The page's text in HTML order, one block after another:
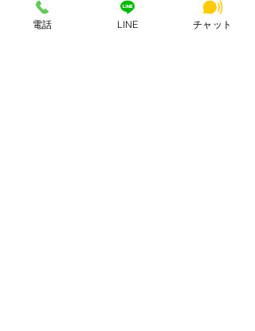
電話 LINE チャット